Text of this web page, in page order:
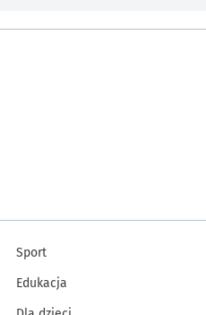
Sport
Edukacja